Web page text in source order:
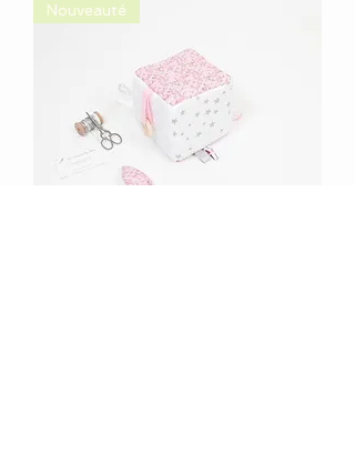
Nouveauté